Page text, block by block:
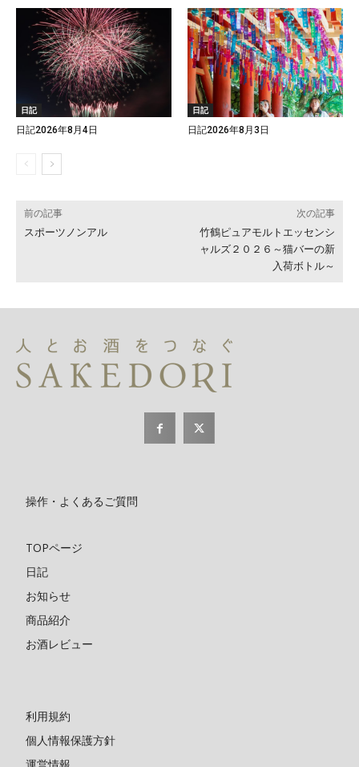
日記
日記2026年8月4日
日記
日記2026年8月3日
前の記事
スポーツノンアル
次の記事
竹鶴ピュアモルトエッセンシ
ャルズ２０２６～猫バーの新
入荷ボトル～
操作・よくあるご質問
TOPページ
日記
お知らせ
商品紹介
お酒レビュー
利用規約
個人情報保護方針